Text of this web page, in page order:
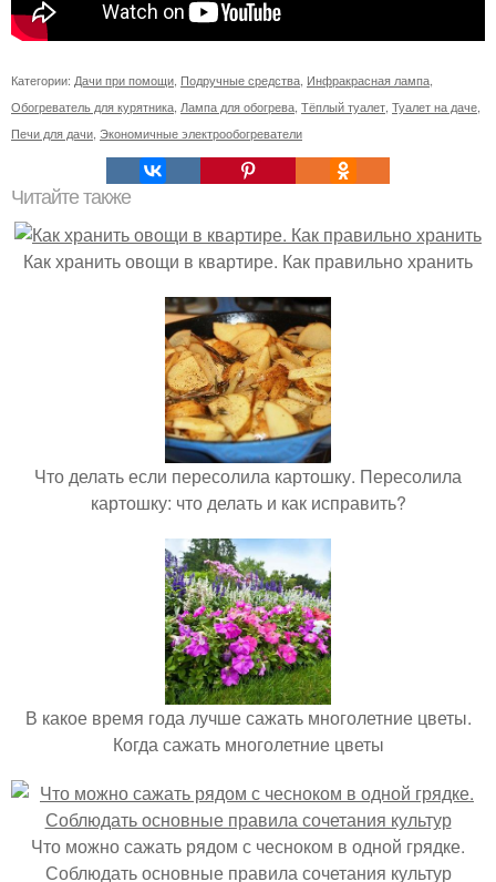
Категории: Дачи при помощи Подручные средства Инфракрасная лампа
Обогреватель для курятника Лампа для обогрева Тёплый туалет Туалет на даче
Печи для дачи Экономичные электрообогреватели
Читайте также
Как хранить овощи в квартире. Как правильно хранить
Что делать если пересолила картошку. Пересолила
картошку: что делать и как исправить?
В какое время года лучше сажать многолетние цветы.
Когда сажать многолетние цветы
Что можно сажать рядом с чесноком в одной грядке.
Соблюдать основные правила сочетания культур